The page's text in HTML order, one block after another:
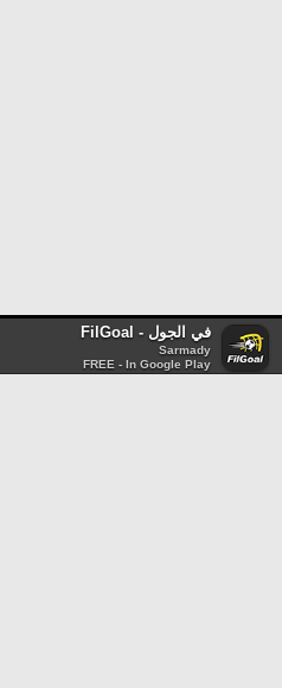
في الجول - FilGoal
Sarmady
FREE - In Google Play